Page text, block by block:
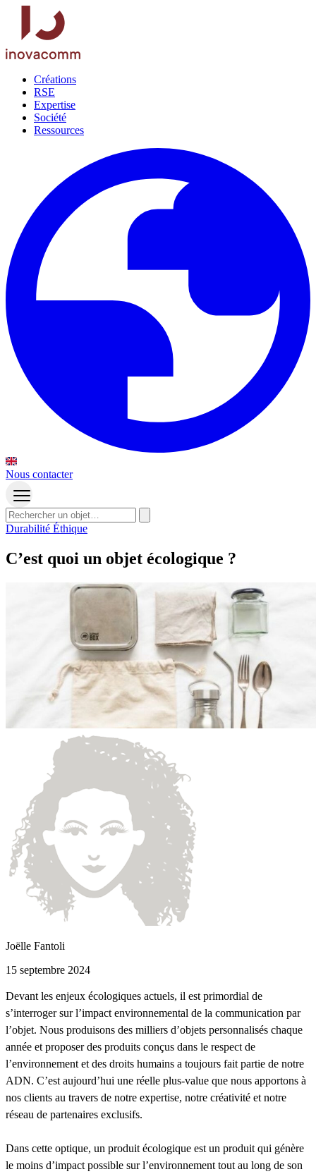
Créations
RSE
Expertise
Société
Ressources
Nous contacter
Durabilité Éthique
C’est quoi un objet écologique ?
Joëlle Fantoli
15 septembre 2024
Devant les enjeux écologiques actuels, il est primordial de
s’interroger sur l’impact environnemental de la communication par
l’objet. Nous produisons des milliers d’objets personnalisés chaque
année et proposer des produits conçus dans le respect de
l’environnement et des droits humains a toujours fait partie de notre
ADN. C’est aujourd’hui une réelle plus-value que nous apportons à
nos clients au travers de notre expertise, notre créativité et notre
réseau de partenaires exclusifs.
Dans cette optique, un produit écologique est un produit qui génère
le moins d’impact possible sur l’environnement tout au long de son